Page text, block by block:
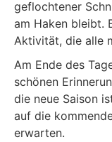
geflochtener
am Haken bleibt.
Aktivität, die alle
Am Ende des
schönen
die neue Saison
auf die
erwarten.